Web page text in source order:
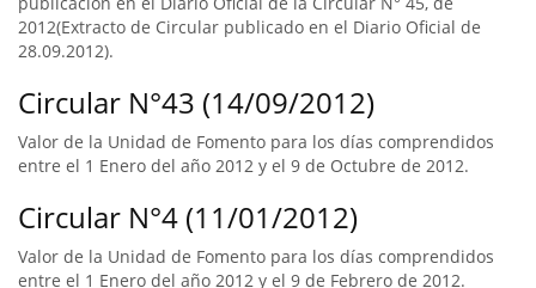
2012(Extracto de Circular publicado en el Diario Oficial de
28.09.2012).
Circular N°43 (14/09/2012)
Valor de la Unidad de Fomento para los días comprendidos
entre el 1 Enero del año 2012 y el 9 de Octubre de 2012.
Circular N°4 (11/01/2012)
Valor de la Unidad de Fomento para los días comprendidos
entre el 1 Enero del año 2012 y el 9 de Febrero de 2012.